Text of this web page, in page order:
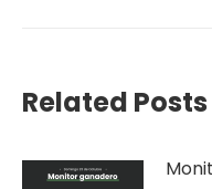
Related Posts